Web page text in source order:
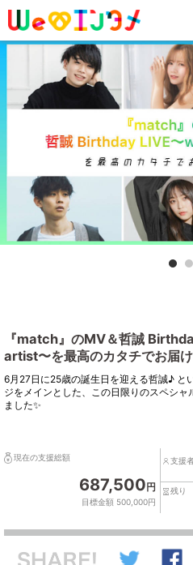
『match』のMV＆哲誠
artist〜を最高のカタチでお届
6月27日に25歳の誕生日を迎える哲誠♪ と
ジをメインとした、この日限りのスペシ
ました✨
現在の支援総額
687,500円
目標金額 500,000円
支援
残り